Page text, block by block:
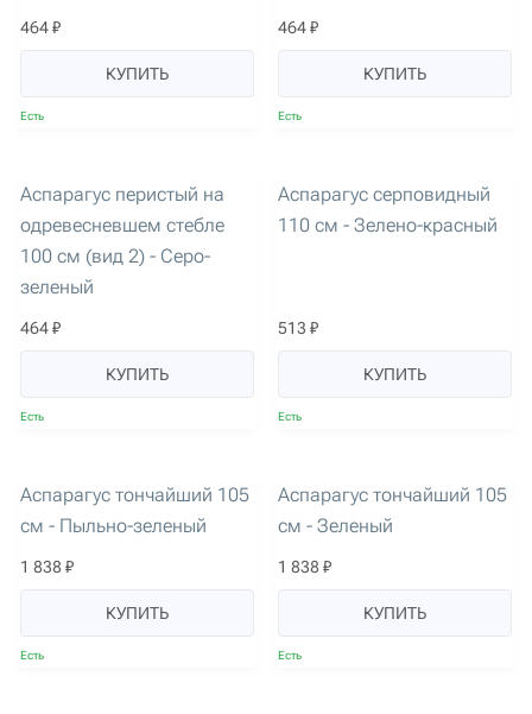
464 ₽
КУПИТЬ
Есть
464 ₽
КУПИТЬ
Есть
Аспарагус перистый на
одревесневшем стебле
100 см (вид 2) - Серо-
зеленый
464 ₽
КУПИТЬ
Есть
Аспарагус серповидный
110 см - Зелено-красный
513 ₽
КУПИТЬ
Есть
Аспарагус тончайший 105
см - Пыльно-зеленый
1 838 ₽
КУПИТЬ
Есть
Аспарагус тончайший 105
см - Зеленый
1 838 ₽
КУПИТЬ
Есть